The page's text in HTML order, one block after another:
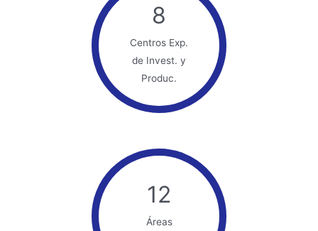
8
Centros Exp.
de Invest. y
Produc.
12
Áreas